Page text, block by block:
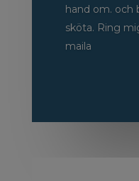
hand om. och
sköta. Ring
maila